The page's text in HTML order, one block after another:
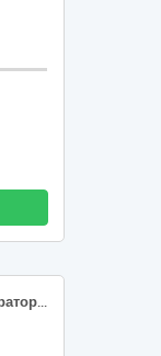
Послуги оренди фрези дорожньої з оператором